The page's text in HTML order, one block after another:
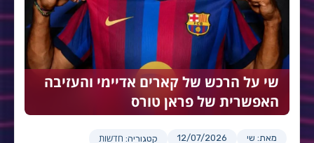
שי על הרכש של קארים אדיימי והעזיבה
האפשרית של פראן טורס
מאת: שי 12/07/2026 קטגוריה: חדשות